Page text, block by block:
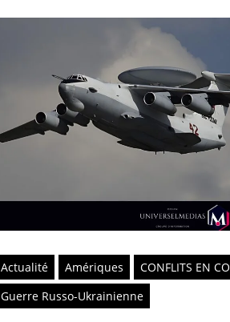
Actualité Amériques
CONFLITS EN
Guerre Russo-Ukrainienne